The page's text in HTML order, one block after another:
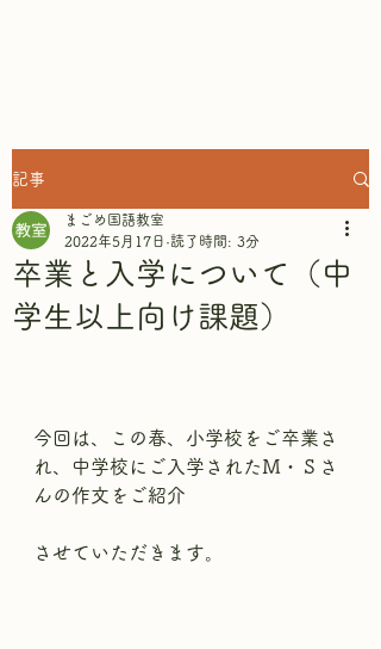
記事
卒業と入学について（中
学生以上向け課題）
まごめ国語教室
2022年5月17日 読了時間: 3分
今回は、この春、小学校をご卒業さ
れ、中学校にご入学されたＭ・Ｓさ
んの作文をご紹介
させていただきます。